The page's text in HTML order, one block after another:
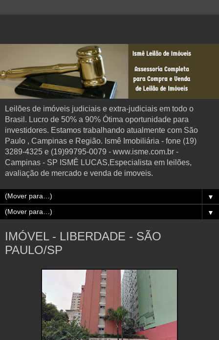
Leilões de imóveis judiciais e extra-judiciais em todo o
Brasil. Lucro de 50% a 90% Ótima oportunidade para
investidores. Estamos trabalhando atualmente com São
Paulo , Campinas e Região. Ismê Imobiliária - fone (19)
3289-4325 e (19)99795-0079 - www.isme.com.br -
Campinas - SP ISMÊ LUCAS,Especialista em leilões,
avaliação de mercado e venda de imoveis.
▼
▼
IMÓVEL - LIBERDADE - SÃO
PAULO/SP